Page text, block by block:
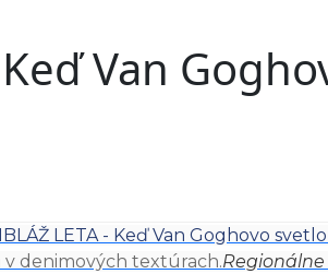
Keď Van
LETA - Keď Van Goghovo
v denimových textúrach.